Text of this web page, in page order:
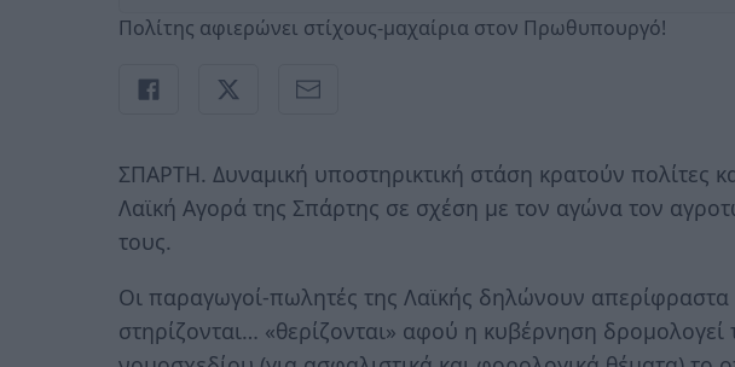
Πολίτης αφιερώνει στίχους-μαχαίρια στον Πρωθυπουργό!
ΣΠΑΡΤΗ. Δυναμική υποστηρικτική στάση κρατούν πολίτες
Λαϊκή Αγορά της Σπάρτης σε σχέση με τον αγώνα τον
τους.
Οι παραγωγοί-πωλητές της Λαϊκής δηλώνουν απερίφραστα
στηρίζονται… «θερίζονται» αφού η κυβέρνηση